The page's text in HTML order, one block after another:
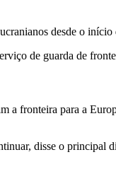
desde o
de guarda de
fronteira para a
disse o principal